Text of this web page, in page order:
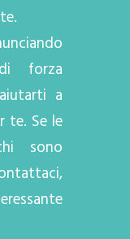
forza
a
te. Se le
sono